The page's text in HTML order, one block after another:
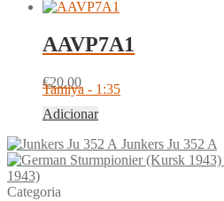
AAVP7A1
€20.00
Tamiya - 1:35
Adicionar
Junkers Ju 352 A
1943)
Categoria